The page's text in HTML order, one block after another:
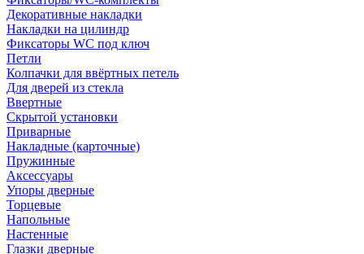
Декоративные накладки
Накладки на цилиндр
Фиксаторы WC под ключ
Петли
Колпачки для ввёртных петель
Для дверей из стекла
Ввертные
Скрытой установки
Приварные
Накладные (карточные)
Пружинные
Аксессуары
Упоры дверные
Торцевые
Напольные
Настенные
Глазки дверные